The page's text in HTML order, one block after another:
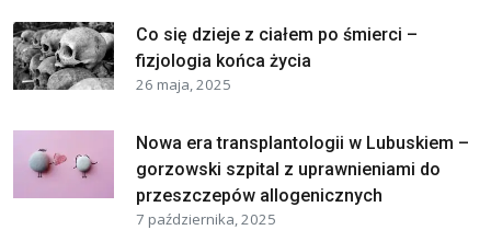
Co się dzieje z ciałem po śmierci –
fizjologia końca życia
26 maja, 2025
Nowa era transplantologii w Lubuskiem –
gorzowski szpital z uprawnieniami do
przeszczepów allogenicznych
7 października, 2025